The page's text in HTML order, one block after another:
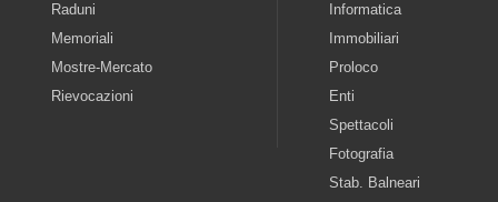
Raduni
Memoriali
Mostre-Mercato
Rievocazioni
Informatica
Immobiliari
Proloco
Enti
Spettacoli
Fotografia
Stab. Balneari